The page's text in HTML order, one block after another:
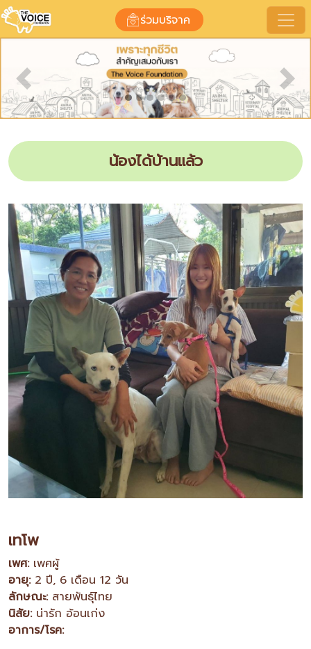
ร่วมบริจาค
Previous
น้องได้บ้านแล้ว
เทโพ
เพศ: เพศผู้
อายุ: 2 ปี, 6 เดือน 12 วัน
ลักษณะ: สายพันธุ์ไทย
นิสัย: น่ารัก อ้อนเก่ง
อาการ/โรค: